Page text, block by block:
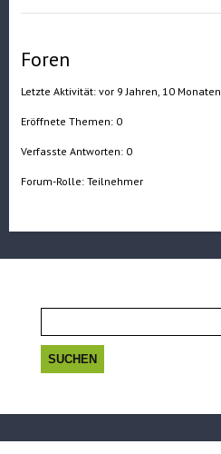
Foren
Letzte Aktivität: vor 9 Jahren, 10 Monaten
Eröffnete Themen: 0
Verfasste Antworten: 0
Forum-Rolle: Teilnehmer